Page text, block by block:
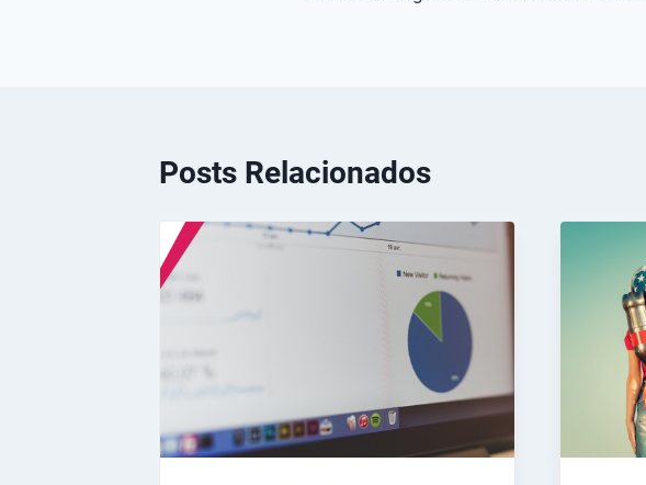
Posts Relacionados